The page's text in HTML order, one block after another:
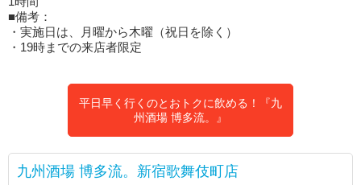
■備考：
・実施日は、月曜から木曜（祝日を除く）
・19時までの来店者限定
平日早く行くのとおトクに飲める！『九
州酒場 博多流。』
九州酒場 博多流。新宿歌舞伎町店